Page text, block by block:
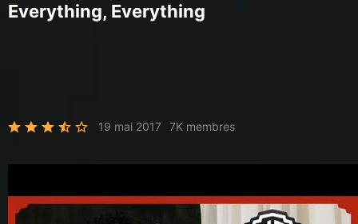
Everything, Everything
19 mai 2017 7K membres